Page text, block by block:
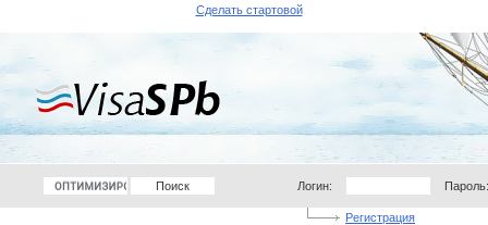
Сделать стартовой
Логин: Пароль:
Регистрация